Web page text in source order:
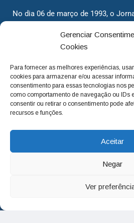
Gerenciar
Cookies
Para fornecer as melhores experiências,
cookies para armazenar e/ou acessar
consentimento para essas tecnologias nos
como comportamento de navegação ou IDs
consentir ou retirar o consentimento pode
recursos e funções.
Aceitar
Negar
Ver
No dia 06 de março de 1993, o
cidadãos valinhenses, já que
dois jornais. Há mais de 30 anos, o
com o foco de trazer as melhores
deixamos de lado as necessidades
questionando os órgãos públicos
para a cidade e sempre cobrando
adm@jtv.com.br